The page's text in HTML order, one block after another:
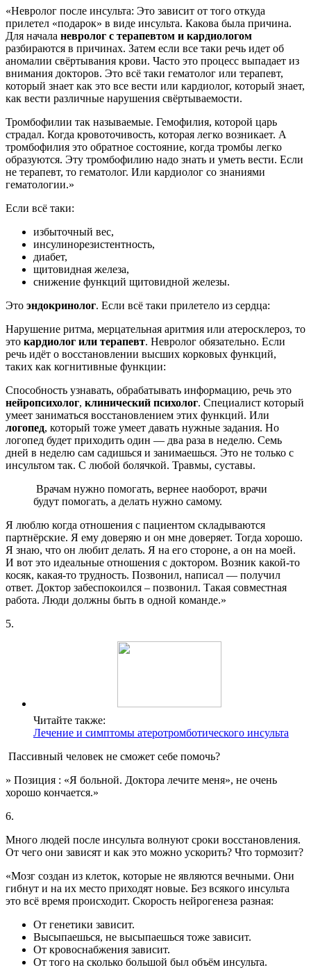
«Невролог после инсульта: Это зависит от того откуда
прилетел «подарок» в виде инсульта. Какова была причина.
Для начала невролог с терапевтом и кардиологом
разбираются в причинах. Затем если все таки речь идет об
аномалии свёртывания крови. Часто это процесс выпадает из
внимания докторов. Это всё таки гематолог или терапевт,
который знает как это все вести или кардиолог, который знает,
как вести различные нарушения свёртываемости.
Тромбофилии так называемые. Гемофилия, которой царь
страдал. Когда кровоточивость, которая легко возникает. А
тромбофилия это обратное состояние, когда тромбы легко
образуются. Эту тромбофилию надо знать и уметь вести. Если
не терапевт, то гематолог. Или кардиолог со знаниями
гематологии.»
Если всё таки:
избыточный вес,
инсулинорезистентность,
диабет,
щитовидная железа,
снижение функций щитовидной железы.
Это эндокринолог. Если всё таки прилетело из сердца:
Нарушение ритма, мерцательная аритмия или атеросклероз, то
это кардиолог или терапевт. Невролог обязательно. Если
речь идёт о восстановлении высших корковых функций,
таких как когнитивные функции:
Способность узнавать, обрабатывать информацию, речь это
нейропсихолог, клинический психолог. Специалист который
умеет заниматься восстановлением этих функций. Или
логопед, который тоже умеет давать нужные задания. Но
логопед будет приходить один — два раза в неделю. Семь
дней в неделю сам садишься и занимаешься. Это не только с
инсультом так. С любой болячкой. Травмы, суставы.
Врачам нужно помогать, вернее наоборот, врачи
будут помогать, а делать нужно самому.
Я люблю когда отношения с пациентом складываются
партнёрские. Я ему доверяю и он мне доверяет. Тогда хорошо.
Я знаю, что он любит делать. Я на его стороне, а он на моей.
И вот это идеальные отношения с доктором. Возник какой-то
косяк, какая-то трудность. Позвонил, написал — получил
ответ. Доктор забеспокоился – позвонил. Такая совместная
работа. Люди должны быть в одной команде.»
5.
Читайте также:
Лечение и симптомы атеротромботического инсульта
Пассивный человек не сможет себе помочь?
» Позиция : «Я больной. Доктора лечите меня», не очень
хорошо кончается.»
6.
Много людей после инсульта волнуют сроки восстановления.
От чего они зависят и как это можно ускорить? Что тормозит?
«Мозг создан из клеток, которые не являются вечными. Они
гибнут и на их место приходят новые. Без всякого инсульта
это всё время происходит. Скорость нейрогенеза разная:
От генетики зависит.
Высыпаешься, не высыпаешься тоже зависит.
От кровоснабжения зависит.
От того на сколько большой был объём инсульта.